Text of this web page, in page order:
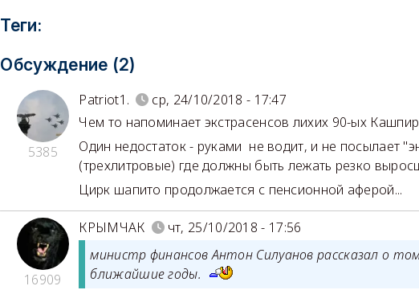
Теги:
Обсуждение (2)
5385
Patriot1.
ср, 24/10/2018 - 17:47
Чем то напоминает экстрасенсов лихих 90-ых
Один недостаток - руками не водит, и не посылает
(трехлитровые) где должны быть лежать резко
Цирк шапито продолжается с пенсионной аферой...
16909
КРЫМЧАК
чт, 25/10/2018 - 17:56
министр финансов Антон Силуанов рассказал о
ближайшие годы.